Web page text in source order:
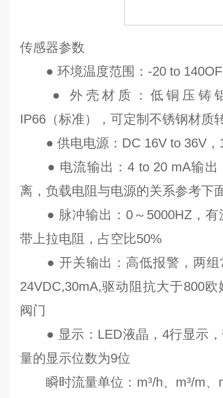
传感器参数
● 环境温度范围： -20 to
●外壳材质：低铜压铸
IP66 （标准），可定制不锈钢材质
● 供电电源： DC 16V to 36V ，
● 电流输出：4 to 20 mA输出
离，负载电阻与电源的关系参考下
● 脉冲输出： 0～ 5000HZ ，
带上拉电阻，占空比50%
● 开关输出：高低报警，两
24VDC,30mA,驱动阻抗大于800欧
阀门
● 显示： LED液晶， 4行显示
量的显示位数为9位
瞬时流量单位： m³/h、 m³/m、